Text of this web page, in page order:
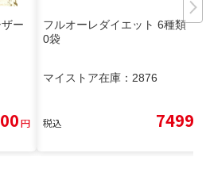
ー
円
フルオーレダイエット 6種類 2
0袋
マイストア在庫： 2876
税込 7499